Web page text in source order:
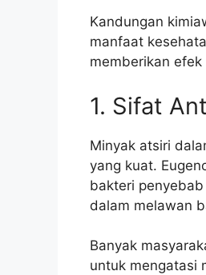
Kandungan
manfaat
memberikan
1. Sifat
Minyak atsiri
yang kuat.
bakteri
dalam melawan
Banyak
untuk mengatasi